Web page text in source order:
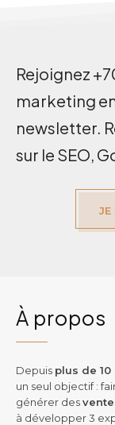
Rejoignez
marketing
newsletter.
sur le SEO,
JE
À propos
Depuis plus de 10
un seul objectif :
générer des
à développer 3